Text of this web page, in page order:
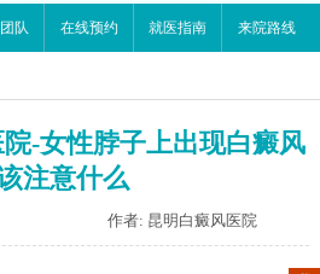
队 在线预约 就医指南 来院路线
-女性脖子上出现白癜风
注意什么
作者: 昆明白癜风医院